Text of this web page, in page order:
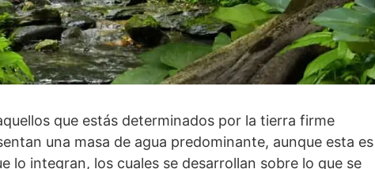
que estás determinados por la tierra firme
una masa de agua predominante, aunque esta es
lo integran, los cuales se desarrollan sobre lo que se